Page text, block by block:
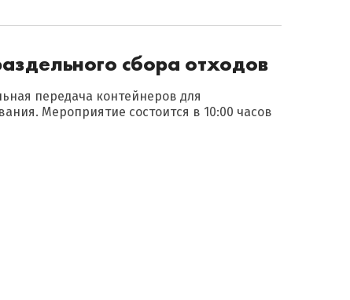
сбора отходов
передача контейнеров для
Мероприятие состоится в 10:00 часов